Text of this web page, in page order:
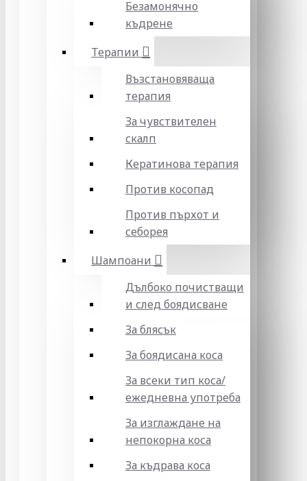
Безамонячно
къдрене
Терапии
Възстановяваща
терапия
За чувствителен
скалп
Кератинова терапия
Против косопад
Против пърхот и
себорея
Шампоани
Дълбоко почистващи
и след боядисване
За блясък
За боядисана коса
За всеки тип коса/
ежедневна употреба
За изглаждане на
непокорна коса
За къдрава коса